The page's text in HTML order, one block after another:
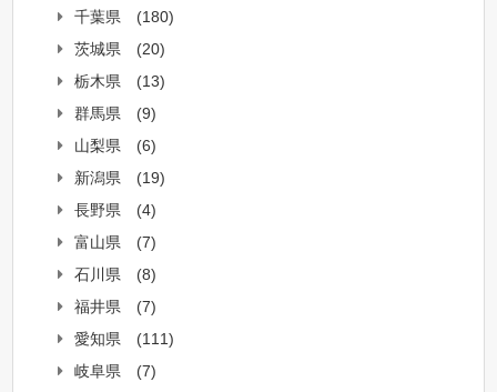
千葉県
(180)
茨城県
(20)
栃木県
(13)
群馬県
(9)
山梨県
(6)
新潟県
(19)
長野県
(4)
富山県
(7)
石川県
(8)
福井県
(7)
愛知県
(111)
岐阜県
(7)